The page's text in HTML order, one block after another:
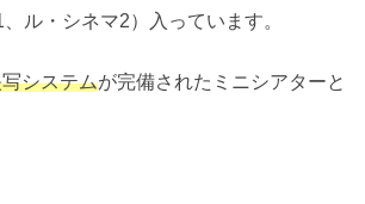
ル・シネマ2）入っています。
システムが完備されたミニシアターと